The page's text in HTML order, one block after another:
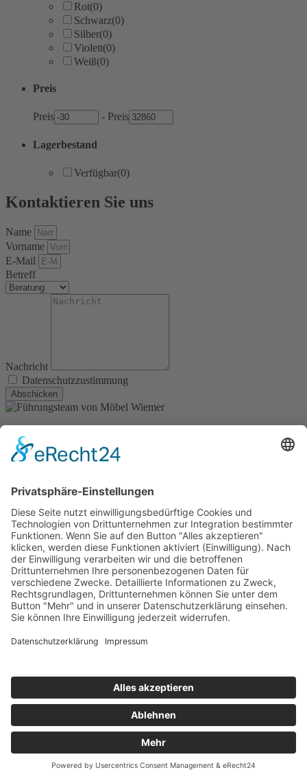
Rot(0)
Schwarz(0)
Silber(0)
Violett(0)
Weiß(0)
Preis
Preis - Preis
Lagerbestand
Verfügbar(0)
Kontaktieren Sie uns
Name
Vorname
E-Mail
Betreff
Nachricht
Datenschutzzustimmung
Abschicken
Kontakt
Möbel Wiemer GmbH & Co. KG
59494 Soest
Telefon:02921 9670-0
Telefax:02921 77011
Montag – Freitag 10 – 19 Uhr
Samstag 9 – 18 Uhr
Das Unternehmen
Philosophie